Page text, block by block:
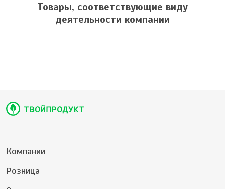
Товары, соответствующие виду
деятельности компании
Компании
Розница